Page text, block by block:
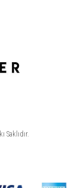
Saklıdır.